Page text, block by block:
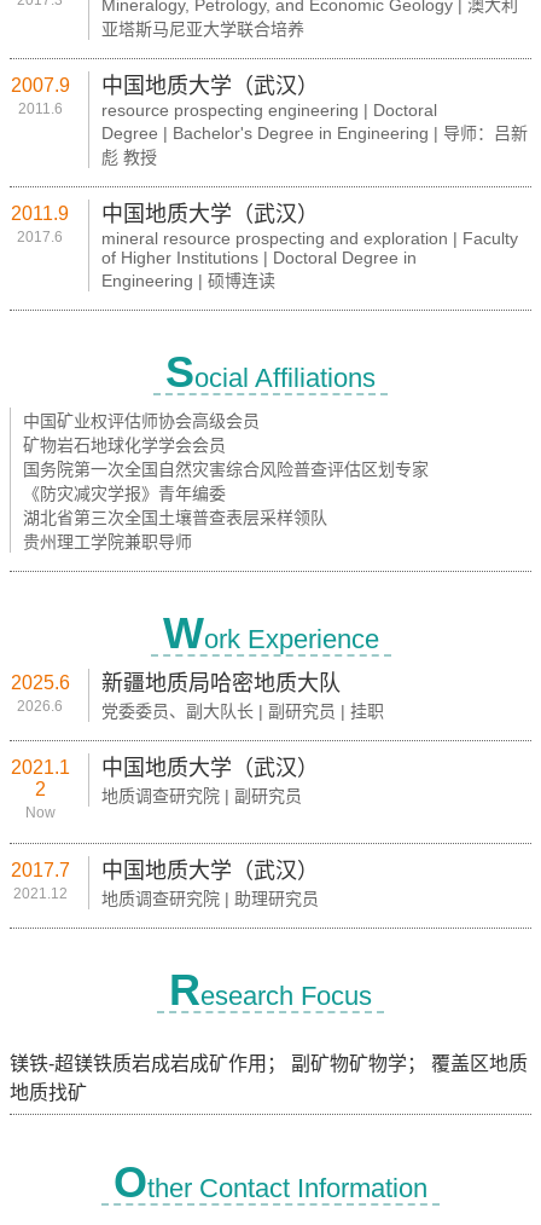
Mineralogy, Petrology, and Economic Geology | 澳大利
亚塔斯马尼亚大学联合培养
2007.9
2011.6
中国地质大学（武汉）
resource prospecting engineering | Doctoral
Degree | Bachelor's Degree in Engineering | 导师：吕新
彪 教授
2011.9
2017.6
中国地质大学（武汉）
mineral resource prospecting and exploration | Faculty
of Higher Institutions | Doctoral Degree in
Engineering | 硕博连读
Social Affiliations
中国矿业权评估师协会高级会员
矿物岩石地球化学学会会员
国务院第一次全国自然灾害综合风险普查评估区划专家
《防灾减灾学报》青年编委
湖北省第三次全国土壤普查表层采样领队
贵州理工学院兼职导师
Work Experience
2025.6
2026.6
新疆地质局哈密地质大队
党委委员、副大队长 | 副研究员 | 挂职
2021.1
2
Now
中国地质大学（武汉）
地质调查研究院 | 副研究员
2017.7
2021.12
中国地质大学（武汉）
地质调查研究院 | 助理研究员
Research Focus
镁铁-超镁铁质岩成岩成矿作用； 副矿物矿物学； 覆盖区地质
地质找矿
Other Contact Information